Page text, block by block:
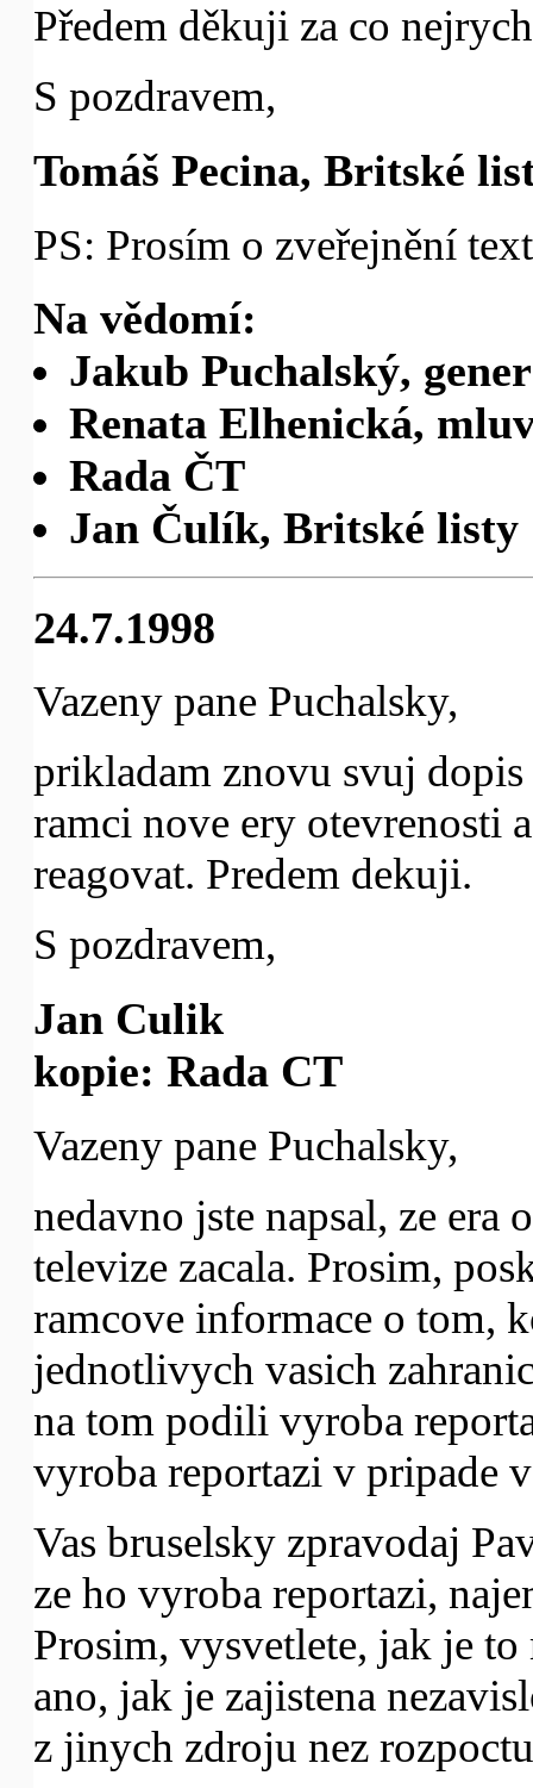
Předem děkuji za co
S pozdravem,
Tomáš Pecina, Britské
PS: Prosím o zveřejnění
Na vědomí:
Jakub Puchalský,
Renata Elhenická,
Rada ČT
Jan Čulík, Britské listy
24.7.1998
Vazeny pane Puchalsky,
prikladam znovu svuj
ramci nove ery otevrenosti
reagovat. Predem dekuji.
S pozdravem,
Jan Culik
kopie: Rada CT
Vazeny pane Puchalsky,
nedavno jste napsal, ze era
televize zacala. Prosim,
ramcove informace o tom,
jednotlivych vasich
na tom podili vyroba
vyroba reportazi v pripade
Vas bruselsky zpravodaj
ze ho vyroba reportazi,
Prosim, vysvetlete, jak je
ano, jak je zajistena
z jinych zdroju nez